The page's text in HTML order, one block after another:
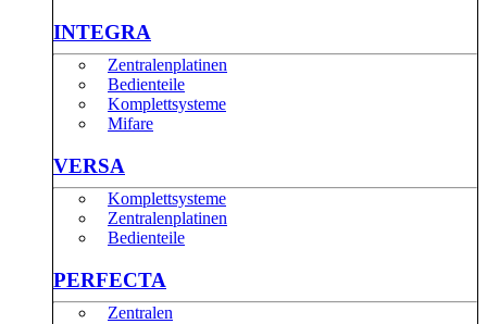
INTEGRA
Zentralenplatinen
Bedienteile
Komplettsysteme
Mifare
VERSA
Komplettsysteme
Zentralenplatinen
Bedienteile
PERFECTA
Zentralen